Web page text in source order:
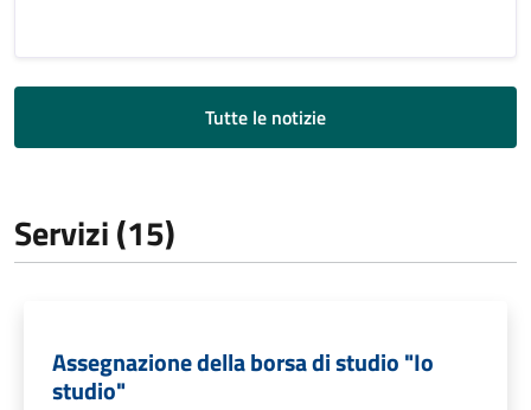
Tutte le notizie
Servizi (15)
Assegnazione della borsa di studio "Io
studio"